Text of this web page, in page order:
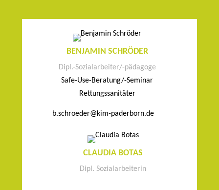
BENJAMIN SCHRÖDER
Dipl.-Sozialarbeiter/-pädagoge
Safe-Use-Beratung/-Seminar
Rettungssanitäter
b.schroeder@kim-paderborn.de
CLAUDIA BOTAS
Dipl. Sozialarbeiterin